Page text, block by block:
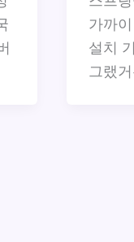
가까
설치
그랬